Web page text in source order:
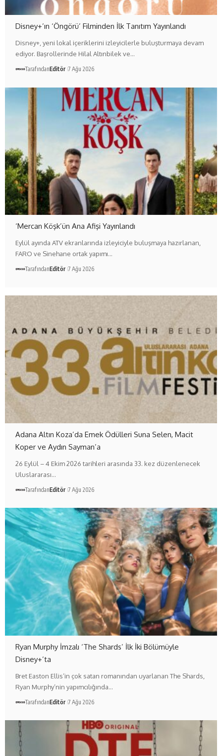
Disney+’ın ‘Öngörü’ Filminden İlk Tanıtım Yayınlandı
Disney+, yeni lokal içeriklerini izleyicilerle buluşturmaya devam
ediyor. Başrollerinde Hilal Altınbilek ve…
TarafındanEditör 7 Ağu 2026
‘Mercan Köşk’ün Ana Afişi Yayınlandı
Eylül ayında ATV ekranlarında izleyiciyle buluşmaya hazırlanan,
FARO ve Sinehane ortak yapımı…
TarafındanEditör 7 Ağu 2026
Adana Altın Koza’da Emek Ödülleri Suna Selen, Macit
Koper ve Aydın Sayman’a
26 Eylül – 4 Ekim 2026 tarihleri arasında 33. kez düzenlenecek
Uluslararası…
TarafındanEditör 7 Ağu 2026
Ryan Murphy İmzalı ‘The Shards’ İlk İki Bölümüyle
Disney+’ta
Bret Easton Ellis’in çok satan romanından uyarlanan The Shards,
Ryan Murphy’nin yapımcılığında…
TarafındanEditör 7 Ağu 2026